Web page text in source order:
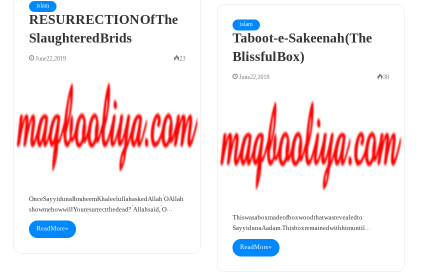
islam
RESURRECTION Of The
Slaughtered Brids
June 22, 2019 23
Once Sayyiduna Ibraheem Khaleelullah asked Allah ‘O Allah
show me how will You resurrect the dead?’ Allah said, ‘O…
Read More »
islam
Taboot-e-Sakeenah (The
Blissful Box)
June 22, 2019 38
This was a box made of boxwood that was revealed to
Sayyiduna Aadam . This box remained with him until…
Read More »